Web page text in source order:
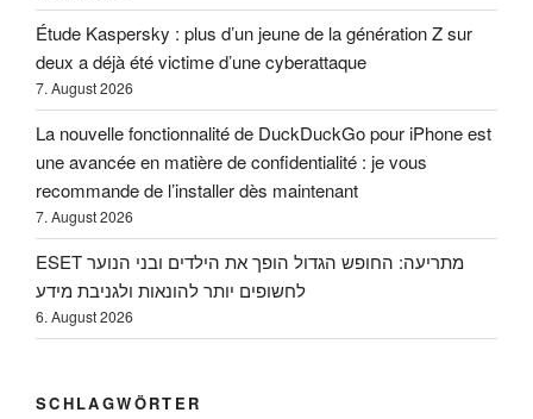
Étude Kaspersky : plus d’un jeune de la génération Z sur
deux a déjà été victime d’une cyberattaque
7. August 2026
La nouvelle fonctionnalité de DuckDuckGo pour iPhone est
une avancée en matière de confidentialité : je vous
recommande de l’installer dès maintenant
7. August 2026
ESET מתריעה: החופש הגדול הופך את הילדים ובני הנוער
לחשופים יותר להונאות ולגניבת מידע
6. August 2026
SCHLAGWÖRTER